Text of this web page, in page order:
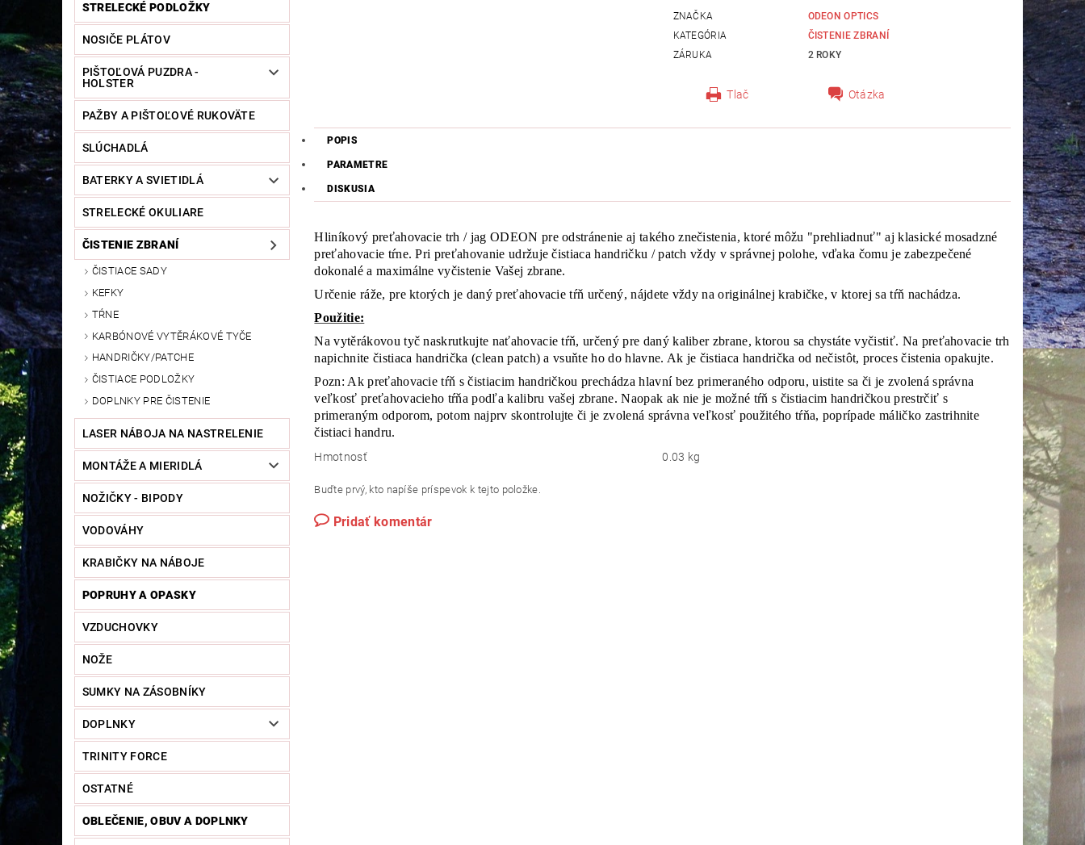
STRELECKÉ PODLOŽKY
NOSIČE PLÁTOV
PIŠTOĽOVÁ PUZDRA -
HOLSTER
PAŽBY A PIŠTOĽOVÉ RUKOVÄTE
SLÚCHADLÁ
BATERKY A SVIETIDLÁ
STRELECKÉ OKULIARE
ČISTENIE ZBRANÍ
ČISTIACE SADY
KEFKY
TŔNE
KARBÓNOVÉ VYTĚRÁKOVÉ TYČE
HANDRIČKY/PATCHE
ČISTIACE PODLOŽKY
DOPLNKY PRE ČISTENIE
LASER NÁBOJA NA NASTRELENIE
MONTÁŽE A MIERIDLÁ
NOŽIČKY - BIPODY
VODOVÁHY
KRABIČKY NA NÁBOJE
POPRUHY A OPASKY
VZDUCHOVKY
NOŽE
SUMKY NA ZÁSOBNÍKY
DOPLNKY
TRINITY FORCE
OSTATNÉ
OBLEČENIE, OBUV A DOPLNKY
ZNAČKA
ODEON OPTICS
KATEGÓRIA
ČISTENIE ZBRANÍ
ZÁRUKA
2 ROKY
Tlač Otázka
POPIS
PARAMETRE
DISKUSIA
Hliníkový preťahovacie trh / jag ODEON pre odstránenie aj takého znečistenia, ktoré môžu "prehliadnuť" aj klasické mosadzné
preťahovacie tŕne. Pri preťahovanie udržuje čistiaca handričku / patch vždy v správnej polohe, vďaka čomu je zabezpečené
dokonalé a maximálne vyčistenie Vašej zbrane.
Určenie ráže, pre ktorých je daný preťahovacie tŕň určený, nájdete vždy na originálnej krabičke, v ktorej sa tŕň nachádza.
Použitie:
Na vytěrákovou tyč naskrutkujte naťahovacie tŕň, určený pre daný kaliber zbrane, ktorou sa chystáte vyčistiť. Na preťahovacie trh
napichnite čistiaca handrička (clean patch) a vsuňte ho do hlavne. Ak je čistiaca handrička od nečistôt, proces čistenia opakujte.
Pozn: Ak preťahovacie tŕň s čistiacim handričkou prechádza hlavní bez primeraného odporu, uistite sa či je zvolená správna
veľkosť preťahovacieho tŕňa podľa kalibru vašej zbrane. Naopak ak nie je možné tŕň s čistiacim handričkou prestrčiť s
primeraným odporom, potom najprv skontrolujte či je zvolená správna veľkosť použitého tŕňa, poprípade máličko zastrihnite
čistiaci handru.
Hmotnosť 0.03 kg
Buďte prvý, kto napíše príspevok k tejto položke.
Pridať komentár